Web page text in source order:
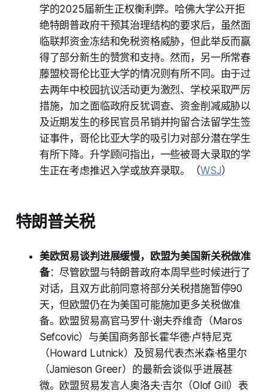
学的2025届新生正权衡利弊。哈佛大学公开拒
绝特朗普政府干预其治理结构的要求后，虽然面
临联邦资金冻结和免税资格威胁，但此举反而赢
得了部分新生的赞赏和支持。然而，另一所常春
藤盟校哥伦比亚大学的情况则有所不同。由于过
去两年中校园抗议活动更为激烈、学校采取严厉
措施，加之面临政府反犹调查、资金削减威胁以
及近期发生的移民官员吊销并拘留合法留学生签
证事件，哥伦比亚大学的吸引力对部分潜在学生
有所下降。升学顾问指出，一些被哥大录取的学
生正在考虑推迟入学或放弃录取。（WSJ）
特朗普关税
美欧贸易谈判进展缓慢，欧盟为美国新关税做准
备：尽管欧盟与特朗普政府本周早些时候进行了
对话，且双方此前同意将部分关税措施暂停90
天，但欧盟仍在为美国可能施加更多关税做准
备。欧盟贸易高官马罗什·谢夫乔维奇（Maros
Sefcovic）与美国商务部长霍华德·卢特尼克
（Howard Lutnick）及贸易代表杰米森·格里尔
（Jamieson Greer）的最新会谈似乎进展甚
微。欧盟贸易发言人奥洛夫·吉尔（Olof Gill）表